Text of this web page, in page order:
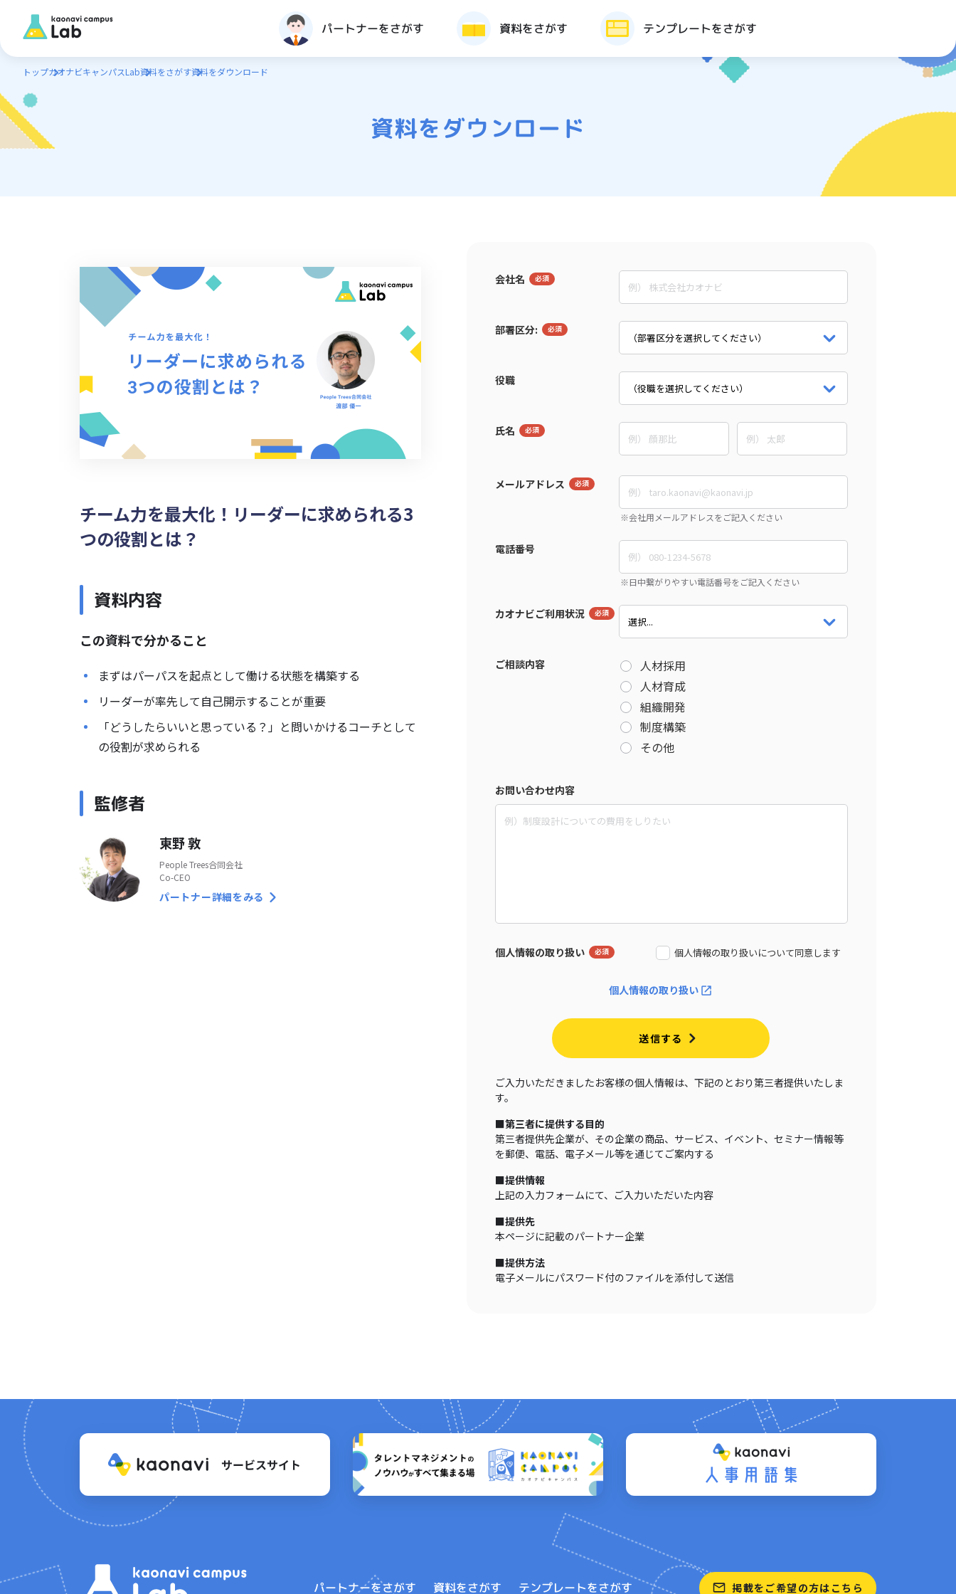
パートナーをさがす 資料をさがす テンプレートをさがす
トップカオナビキャンパスLab資料をさがす資料をダウンロード
資料をダウンロード
チーム力を最大化！リーダーに求められる3
つの役割とは？
資料内容
この資料で分かること
まずはパーパスを起点として働ける状態を構築する
リーダーが率先して自己開示することが重要
「どうしたらいいと思っている？」と問いかけるコーチとして
の役割が求められる
監修者
東野 敦
People Trees合同会社
Co-CEO
パートナー詳細をみる
会社名
部署区分:
役職
氏名
メールアドレス
電話番号
カオナビご利用状況
ご相談内容
人材採用
人材育成
組織開発
制度構築
その他
お問い合わせ内容
個人情報の取り扱い 個人情報の取り扱いについて同意します
個人情報の取り扱い
送信する
ご入力いただきましたお客様の個人情報は、下記のとおり第三者提供いたしま
す。
■第三者に提供する目的
第三者提供先企業が、その企業の商品、サービス、イベント、セミナー情報等
を郵便、電話、電子メール等を通じてご案内する
■提供情報
上記の入力フォームにて、ご入力いただいた内容
■提供先
本ページに記載のパートナー企業
■提供方法
電子メールにパスワード付のファイルを添付して送信
パートナーをさがす 資料をさがす テンプレートをさがす 掲載をご希望の方はこちら